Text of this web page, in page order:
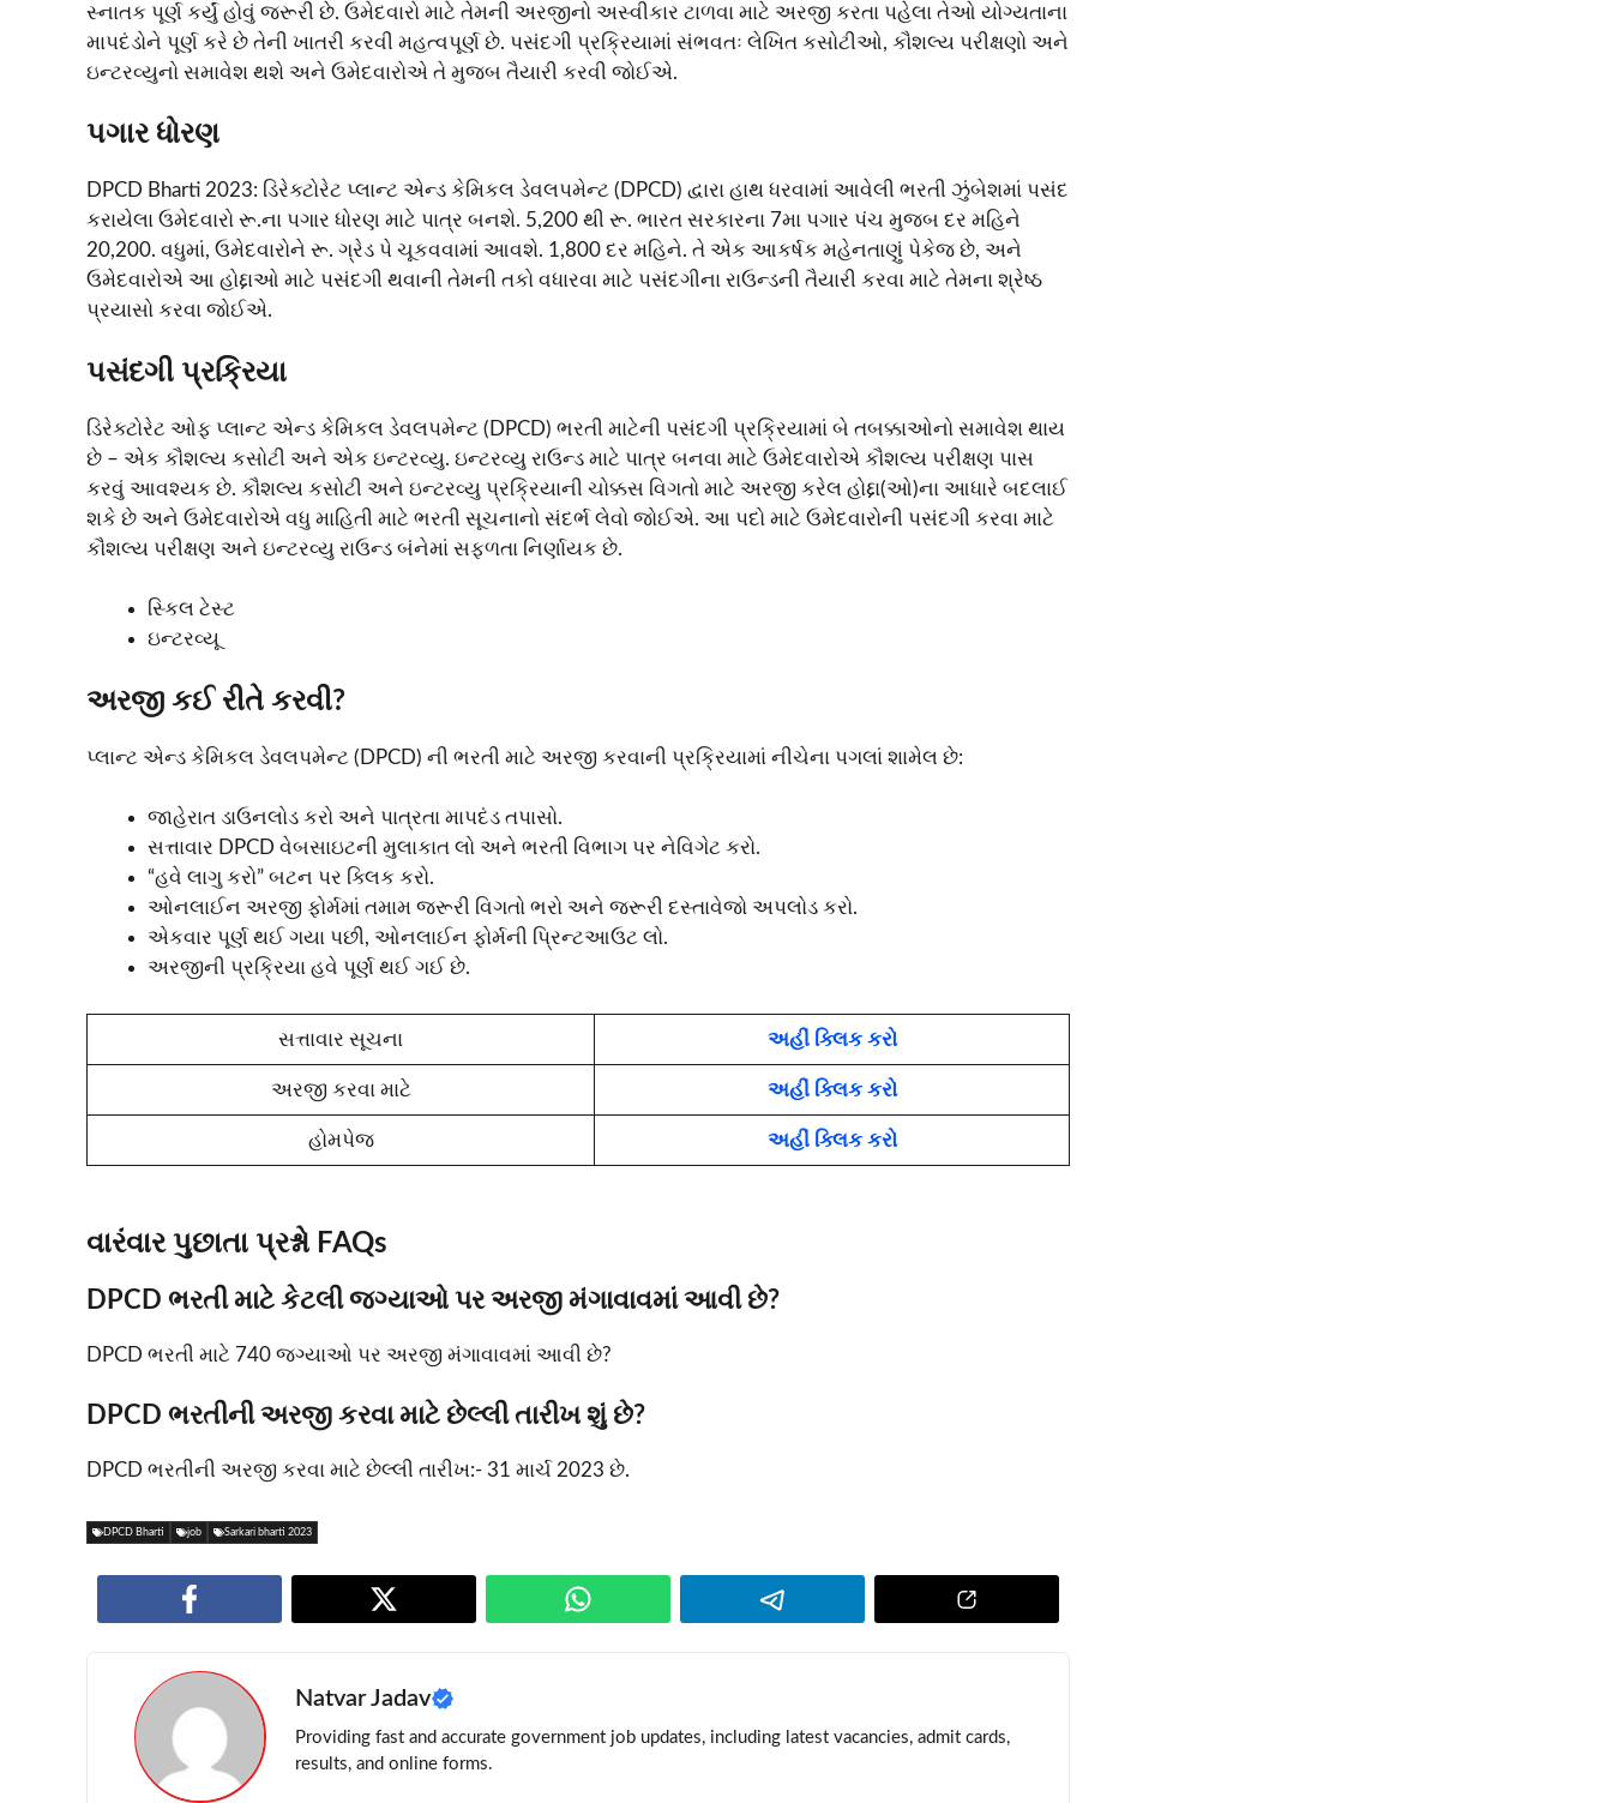
સ્નાતક પૂર્ણ કર્યું હોવું જરૂરી છે. ઉમેદવારો માટે તેમની અરજીનો અસ્વીકાર ટાળવા માટે અરજી કરતા પહેલા તેઓ યોગ્યતાના
માપદંડોને પૂર્ણ કરે છે તેની ખાતરી કરવી મહત્વપૂર્ણ છે. પસંદગી પ્રક્રિયામાં સંભવતઃ લેખિત કસોટીઓ, કૌશલ્ય પરીક્ષણો અને
ઇન્ટરવ્યુનો સમાવેશ થશે અને ઉમેદવારોએ તે મુજબ તૈયારી કરવી જોઈએ.
પગાર ધોરણ
DPCD Bharti 2023: ડિરેક્ટોરેટ પ્લાન્ટ એન્ડ કેમિકલ ડેવલપમેન્ટ (DPCD) દ્વારા હાથ ધરવામાં આવેલી ભરતી ઝુંબેશમાં પસંદ
કરાયેલા ઉમેદવારો રૂ.ના પગાર ધોરણ માટે પાત્ર બનશે. 5,200 થી રૂ. ભારત સરકારના 7મા પગાર પંચ મુજબ દર મહિને
20,200. વધુમાં, ઉમેદવારોને રૂ. ગ્રેડ પે ચૂકવવામાં આવશે. 1,800 દર મહિને. તે એક આકર્ષક મહેનતાણું પેકેજ છે, અને
ઉમેદવારોએ આ હોદ્દાઓ માટે પસંદગી થવાની તેમની તકો વધારવા માટે પસંદગીના રાઉન્ડની તૈયારી કરવા માટે તેમના શ્રેષ્ઠ
પ્રયાસો કરવા જોઈએ.
પસંદગી પ્રક્રિયા
ડિરેક્ટોરેટ ઓફ પ્લાન્ટ એન્ડ કેમિકલ ડેવલપમેન્ટ (DPCD) ભરતી માટેની પસંદગી પ્રક્રિયામાં બે તબક્કાઓનો સમાવેશ થાય
છે – એક કૌશલ્ય કસોટી અને એક ઇન્ટરવ્યુ. ઇન્ટરવ્યુ રાઉન્ડ માટે પાત્ર બનવા માટે ઉમેદવારોએ કૌશલ્ય પરીક્ષણ પાસ
કરવું આવશ્યક છે. કૌશલ્ય કસોટી અને ઇન્ટરવ્યુ પ્રક્રિયાની ચોક્કસ વિગતો માટે અરજી કરેલ હોદ્દા(ઓ)ના આધારે બદલાઈ
શકે છે અને ઉમેદવારોએ વધુ માહિતી માટે ભરતી સૂચનાનો સંદર્ભ લેવો જોઈએ. આ પદો માટે ઉમેદવારોની પસંદગી કરવા માટે
કૌશલ્ય પરીક્ષણ અને ઇન્ટરવ્યુ રાઉન્ડ બંનેમાં સફળતા નિર્ણાયક છે.
સ્કિલ ટેસ્ટ
ઇન્ટરવ્યૂ
અરજી કઈ રીતે કરવી?
પ્લાન્ટ એન્ડ કેમિકલ ડેવલપમેન્ટ (DPCD) ની ભરતી માટે અરજી કરવાની પ્રક્રિયામાં નીચેના પગલાં શામેલ છે:
જાહેરાત ડાઉનલોડ કરો અને પાત્રતા માપદંડ તપાસો.
સત્તાવાર DPCD વેબસાઇટની મુલાકાત લો અને ભરતી વિભાગ પર નેવિગેટ કરો.
“હવે લાગુ કરો” બટન પર ક્લિક કરો.
ઓનલાઈન અરજી ફોર્મમાં તમામ જરૂરી વિગતો ભરો અને જરૂરી દસ્તાવેજો અપલોડ કરો.
એકવાર પૂર્ણ થઈ ગયા પછી, ઓનલાઈન ફોર્મની પ્રિન્ટઆઉટ લો.
અરજીની પ્રક્રિયા હવે પૂર્ણ થઈ ગઈ છે.
સત્તાવાર સૂચના અહીં ક્લિક કરો
અરજી કરવા માટે અહીં ક્લિક કરો
હોમપેજ અહીં ક્લિક કરો
વારંવાર પુછાતા પ્રશ્નો FAQs
DPCD ભરતી માટે કેટલી જગ્યાઓ પર અરજી મંગાવાવમાં આવી છે?
DPCD ભરતી માટે 740 જગ્યાઓ પર અરજી મંગાવાવમાં આવી છે?
DPCD ભરતીની અરજી કરવા માટે છેલ્લી તારીખ શું છે?
DPCD ભરતીની અરજી કરવા માટે છેલ્લી તારીખ:- 31 માર્ચ 2023 છે.
DPCD Bharti job Sarkari bharti 2023
Natvar Jadav
Providing fast and accurate government job updates, including latest vacancies, admit cards,
results, and online forms.